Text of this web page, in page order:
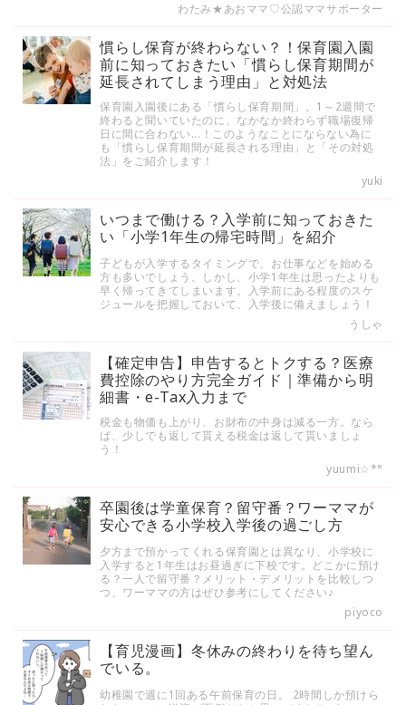
わたみ★あおママ♡公認ママサポーター
慣らし保育が終わらない？！保育園入園
前に知っておきたい「慣らし保育期間が
延長されてしまう理由」と対処法
保育園入園後にある「慣らし保育期間」。1～2週間で
終わると聞いていたのに、なかなか終わらず職場復帰
日に間に合わない...！このようなことにならない為に
も「慣らし保育期間が延長される理由」と「その対処
法」をご紹介します！
yuki
いつまで働ける？入学前に知っておきた
い「小学1年生の帰宅時間」を紹介
子どもが入学するタイミングで、お仕事などを始める
方も多いでしょう。しかし、小学1年生は思ったよりも
早く帰ってきてしまいます。入学前にある程度のスケ
ジュールを把握しておいて、入学後に備えましょう！
うしゃ
【確定申告】申告するとトクする？医療
費控除のやり方完全ガイド｜準備から明
細書・e-Tax入力まで
税金も物価も上がり、お財布の中身は減る一方。なら
ば、少しでも返して貰える税金は返して貰いましょ
う！
yuumi☆*°
卒園後は学童保育？留守番？ワーママが
安心できる小学校入学後の過ごし方
夕方まで預かってくれる保育園とは異なり、小学校に
入学すると1年生はお昼過ぎに下校です。どこかに預け
る？一人で留守番？メリット・デメリットを比較しつ
つ、ワーママの方はぜひ参考にしてください♪
piyoco
【育児漫画】冬休みの終わりを待ち望ん
でいる。
幼稚園で週に1回ある午前保育の日。 2時間しか預けら